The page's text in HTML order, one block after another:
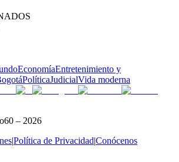
EconomíaEntretenimiento y
PolíticaJudicialVida moderna
– 2026
|Política de Privacidad|Conócenos